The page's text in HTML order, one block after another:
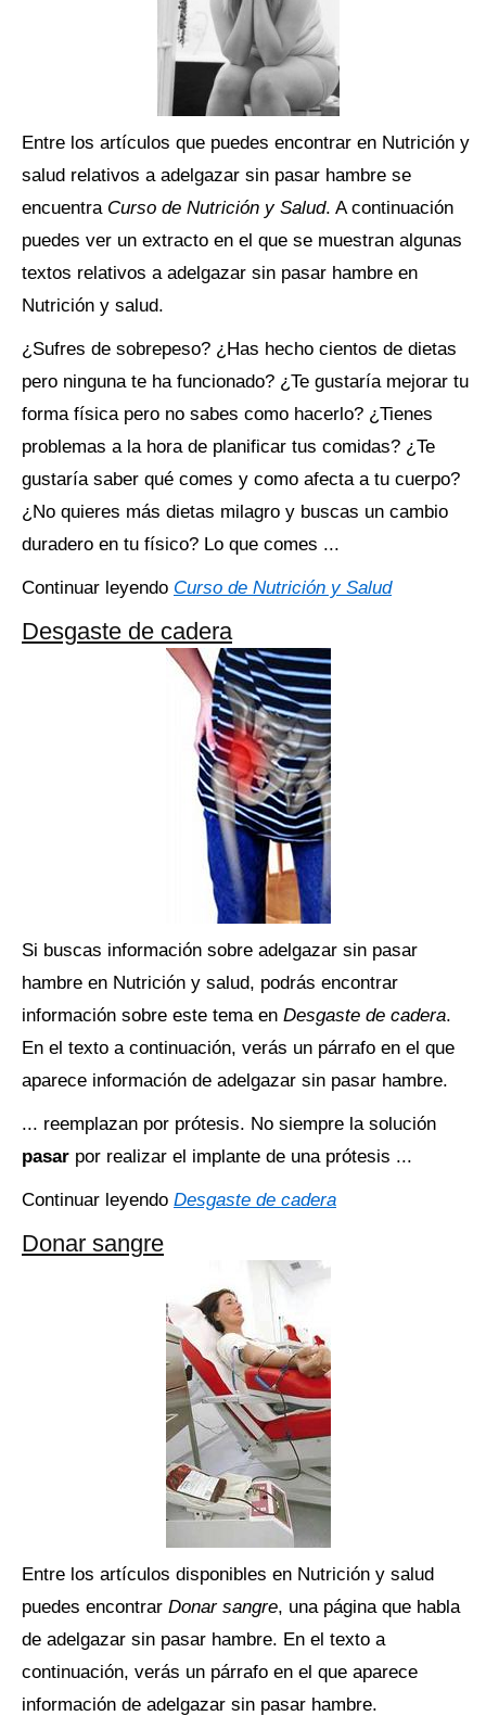
Entre los artículos que puedes encontrar en Nutrición y
salud relativos a adelgazar sin pasar hambre se
encuentra Curso de Nutrición y Salud. A continuación
puedes ver un extracto en el que se muestran algunas
textos relativos a adelgazar sin pasar hambre en
Nutrición y salud.
¿Sufres de sobrepeso? ¿Has hecho cientos de dietas
pero ninguna te ha funcionado? ¿Te gustaría mejorar tu
forma física pero no sabes como hacerlo? ¿Tienes
problemas a la hora de planificar tus comidas? ¿Te
gustaría saber qué comes y como afecta a tu cuerpo?
¿No quieres más dietas milagro y buscas un cambio
duradero en tu físico? Lo que comes ...
Continuar leyendo Curso de Nutrición y Salud
Desgaste de cadera
Si buscas información sobre adelgazar sin pasar
hambre en Nutrición y salud, podrás encontrar
información sobre este tema en Desgaste de cadera.
En el texto a continuación, verás un párrafo en el que
aparece información de adelgazar sin pasar hambre.
... reemplazan por prótesis. No siempre la solución
pasar por realizar el implante de una prótesis ...
Continuar leyendo Desgaste de cadera
Donar sangre
Entre los artículos disponibles en Nutrición y salud
puedes encontrar Donar sangre, una página que habla
de adelgazar sin pasar hambre. En el texto a
continuación, verás un párrafo en el que aparece
información de adelgazar sin pasar hambre.